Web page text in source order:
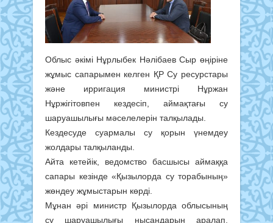
Облыс әкімі Нұрлыбек Нәлібаев Сыр өңіріне
жұмыс сапарымен келген ҚР Су ресурстары
және ирригация министрі Нұржан
Нұржігітовпен кездесіп, аймақтағы су
шаруашылығы мәселелерін талқылады.
Кездесуде суармалы су қорын үнемдеу
жолдары талқыланды.
Айта кетейік, ведомство басшысы аймаққа
сапары кезінде «Қызылорда су торабының»
жөндеу жұмыстарын көрді.
Мұнан әрі министр Қызылорда облысының
су шаруашылығы нысандарын аралап,